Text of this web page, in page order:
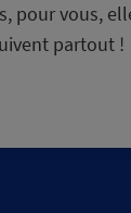
pour vous,
partout !